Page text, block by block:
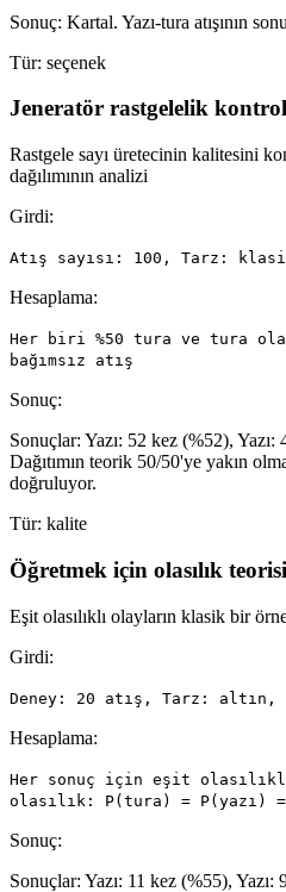
Sonuç: Kartal. Yazı-tura atışının
Tür: seçenek
Jeneratör rastgelelik
Rastgele sayı üretecinin kalitesini
dağılımının analizi
Girdi:
Atış sayısı: 100, Tarz:
Hesaplama:
Her biri %50 tura ve tura
bağımsız atış
Sonuç:
Sonuçlar: Yazı: 52 kez (%52),
Dağıtımın teorik 50/50'ye yakın
doğruluyor.
Tür: kalite
Öğretmek için olasılık
Eşit olasılıklı olayların klasik bir
Girdi:
Deney: 20 atış, Tarz: altın,
Hesaplama:
Her sonuç için eşit
olasılık: P(tura) = P(yazı)
Sonuç:
Sonuçlar: Yazı: 11 kez (%55),